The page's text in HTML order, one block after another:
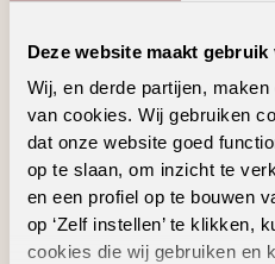
Deze website maakt gebruik
Wij, en derde partijen,
van cookies. Wij gebruiken
dat onze website goed
op te slaan, om inzicht te
en een profiel op te bouwen
op ‘Zelf instellen’ te klikken,
cookies die wij gebruiken en